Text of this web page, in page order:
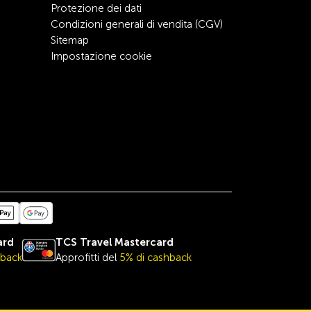
Protezione dei dati
Condizioni generali di vendita (CGV)
Sitemap
Impostazione cookie
TCS Travel Mastercard
Approfitti del 5% di cashback